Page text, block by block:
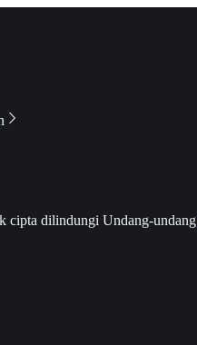
cipta dilindungi Undang-undang